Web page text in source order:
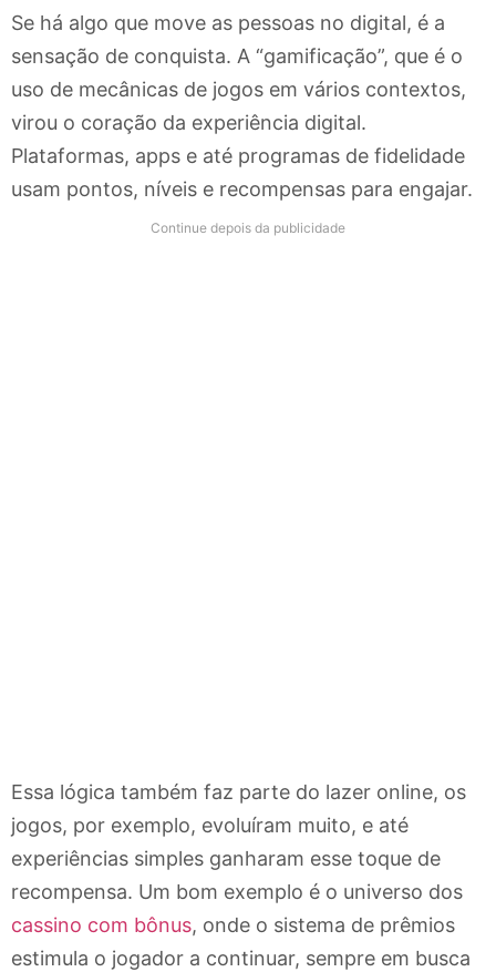
Se há algo que move as pessoas no digital, é a
sensação de conquista. A “gamificação”, que é o
uso de mecânicas de jogos em vários contextos,
virou o coração da experiência digital.
Plataformas, apps e até programas de fidelidade
usam pontos, níveis e recompensas para engajar.
Continue depois da publicidade
Essa lógica também faz parte do lazer online, os
jogos, por exemplo, evoluíram muito, e até
experiências simples ganharam esse toque de
recompensa. Um bom exemplo é o universo dos
cassino com bônus, onde o sistema de prêmios
estimula o jogador a continuar, sempre em busca